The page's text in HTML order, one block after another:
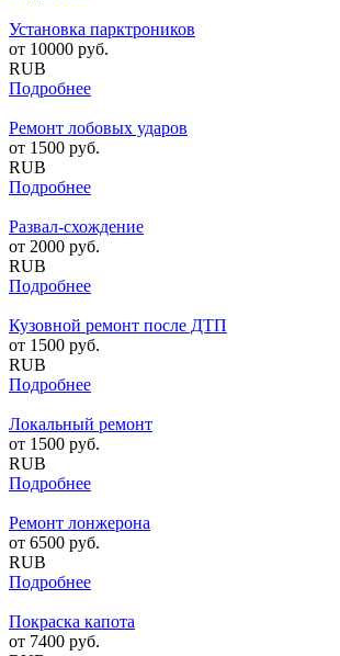
Установка парктроников
от 10000 руб.
RUB
Подробнее
Ремонт лобовых ударов
от 1500 руб.
RUB
Подробнее
Развал-схождение
от 2000 руб.
RUB
Подробнее
Кузовной ремонт после ДТП
от 1500 руб.
RUB
Подробнее
Локальный ремонт
от 1500 руб.
RUB
Подробнее
Ремонт лонжерона
от 6500 руб.
RUB
Подробнее
Покраска капота
от 7400 руб.